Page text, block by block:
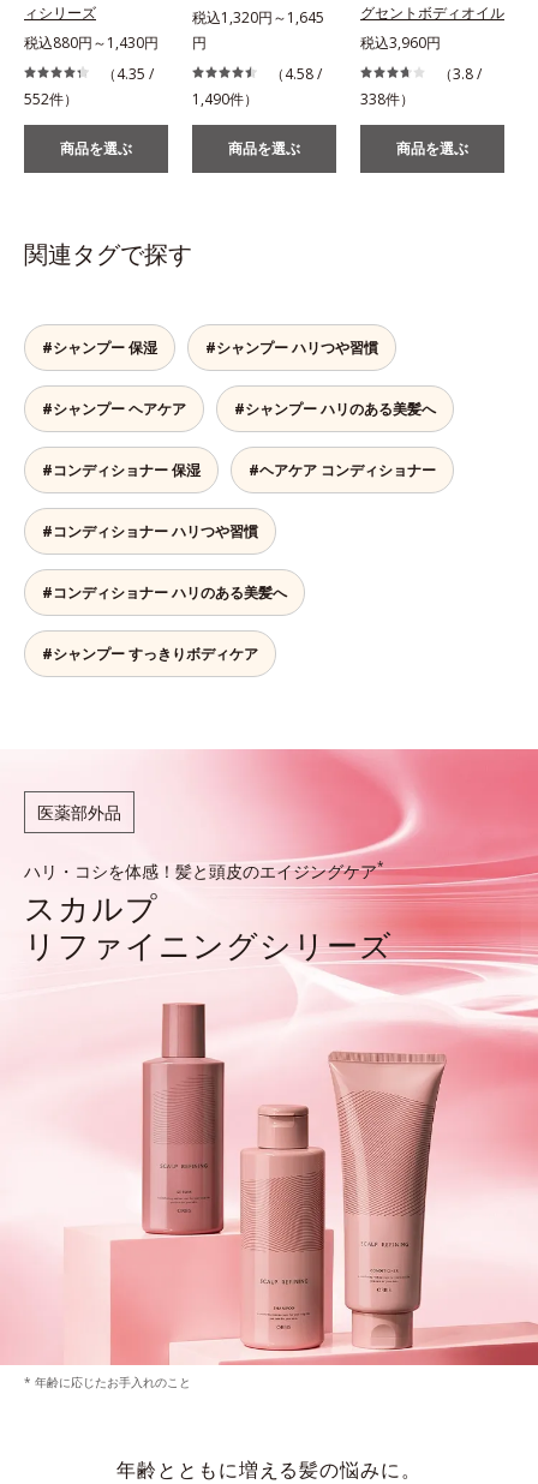
ィシリーズ
税込880円～1,430円
（4.35 /
552件）
商品を選ぶ
税込1,320円～1,645
円
（4.58 /
1,490件）
商品を選ぶ
グセントボディオイル
税込3,960円
（3.8 /
338件）
商品を選ぶ
関連タグで探す
#シャンプー 保湿 #シャンプー ハリつや習慣
#シャンプー ヘアケア #シャンプー ハリのある美髪へ
#コンディショナー 保湿 #ヘアケア コンディショナー
#コンディショナー ハリつや習慣
#コンディショナー ハリのある美髪へ
#シャンプー すっきりボディケア
医薬部外品
ハリ・コシを体感！髪と頭皮のエイジングケア*
スカルプ
リファイニングシリーズ
* 年齢に応じたお手入れのこと
年齢とともに増える髪の悩みに。